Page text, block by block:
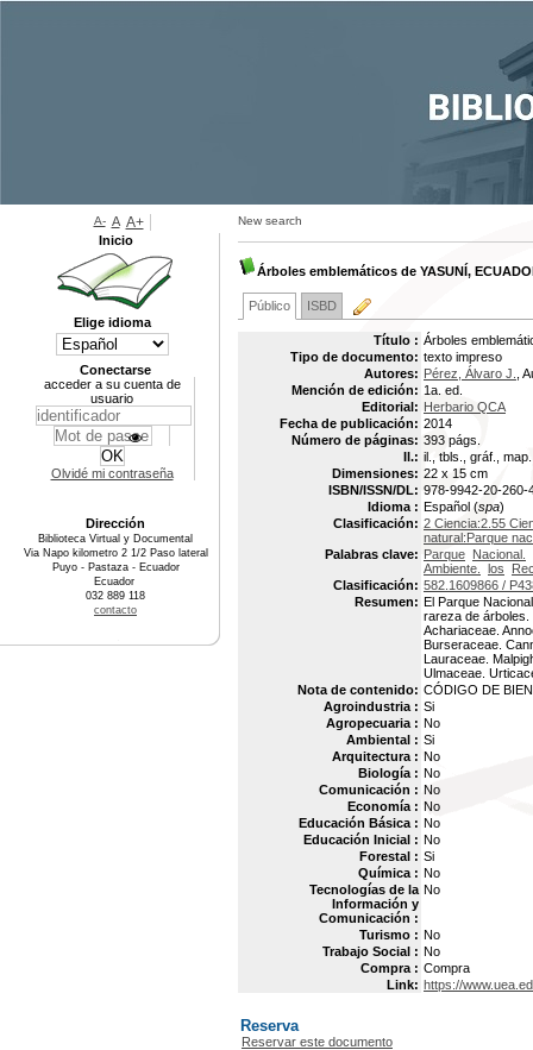
New search
Árboles emblemáticos de YASUNÍ,
Público ISBD
Título : Árboles
Tipo de documento: texto impreso
Autores: Pérez, Álvaro J.
,
Mención de edición: 1a. ed.
Editorial: Herbario QCA
Fecha de publicación: 2014
Número de páginas: 393 págs.
Il.: il., tbls., gráf., map.
Dimensiones: 22 x 15 cm
ISBN/ISSN/DL: 978-9942-20-260-
Idioma : Español (spa)
Clasificación: 2 Ciencia:2.55
natural:Parque
Palabras clave: Parque Nacional.
Ambiente.
los
Clasificación: 582.1609866 /
Resumen: El Parque
rareza de árboles.
Achariaceae.
Burseraceae.
Lauraceae.
Ulmaceae.
Nota de contenido: CÓDIGO DE
Agroindustria : Si
Agropecuaria : No
Ambiental : Si
Arquitectura : No
Biología : No
Comunicación : No
Economía : No
Educación Básica : No
Educación Inicial : No
Forestal : Si
Química : No
Tecnologías de la
Información y
Comunicación :
No
Turismo : No
Trabajo Social : No
Compra : Compra
Link: https://
Reserva
Reservar este documento
A- A A+
Inicio
Elige idioma
Conectarse
acceder a su cuenta de
usuario
Olvidé mi contraseña
Dirección
Biblioteca Virtual y Documental
Via Napo kilometro 2 1/2 Paso lateral
Puyo - Pastaza - Ecuador
Ecuador
032 889 118
contacto